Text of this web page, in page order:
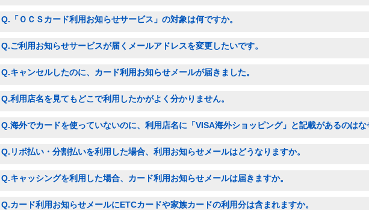
Q.「ＯＣＳカード利用お知らせサービス」の対象は何ですか。
Q.ご利用お知らせサービスが届くメールアドレスを変更したいです。
Q.キャンセルしたのに、カード利用お知らせメールが届きました。
Q.利用店名を見てもどこで利用したかがよく分かりません。
Q.海外でカードを使っていないのに、利用店名に「VISA海外ショッピング」と記載があるのはな
Q.リボ払い・分割払いを利用した場合、利用お知らせメールはどうなりますか。
Q.キャッシングを利用した場合、カード利用お知らせメールは届きますか。
Q.カード利用お知らせメールにETCカードや家族カードの利用分は含まれますか。